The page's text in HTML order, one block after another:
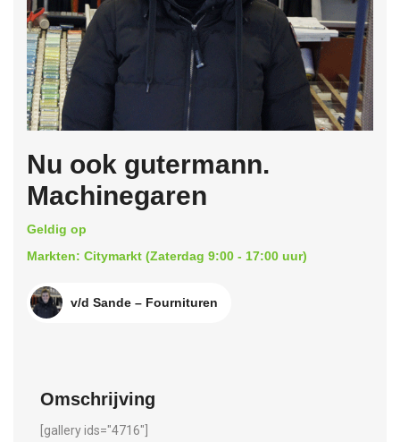
Nu ook gutermann.
Machinegaren
Geldig op
Markten: Citymarkt (Zaterdag 9:00 - 17:00 uur)
v/d Sande – Fournituren
Omschrijving
[gallery ids="4716"]